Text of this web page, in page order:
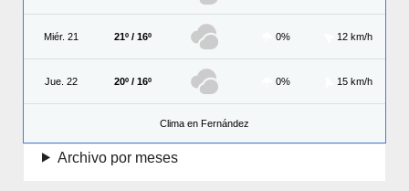
Miér. 21 21º / 16º 0% 12 km/h
Jue. 22 20º / 16º 0% 15 km/h
Clima en Fernández
Archivo por meses